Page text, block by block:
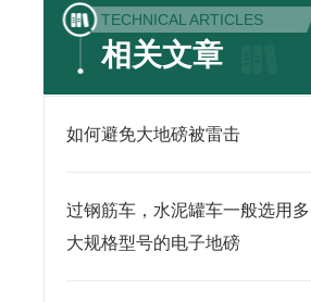
TECHNICAL ARTICLES
相关文章
如何避免大地磅被雷击
过钢筋车，水泥罐车一般选用多
大规格型号的电子地磅